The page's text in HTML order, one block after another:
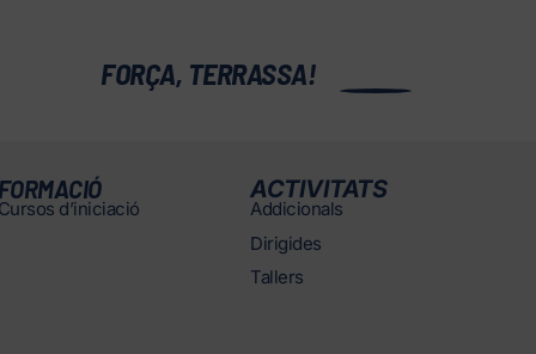
FORÇA, TERRASSA!
FORMACIÓ
Cursos d’iniciació
ACTIVITATS
Addicionals
Dirigides
Tallers